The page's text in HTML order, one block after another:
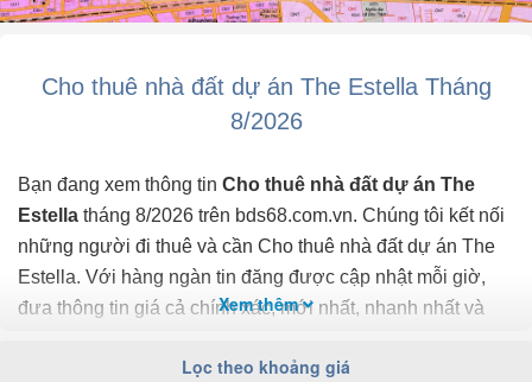
quản lý.
Cho thuê nhà đất dự án The Estella Tháng
8/2026
Bạn đang xem thông tin Cho thuê nhà đất dự án The
Estella tháng 8/2026 trên bds68.com.vn. Chúng tôi kết nối
những người đi thuê và cần Cho thuê nhà đất dự án The
Estella. Với hàng ngàn tin đăng được cập nhật mỗi giờ,
đưa thông tin giá cả chính xác, mới nhất, nhanh nhất và
Xem thêm
Lọc theo khoảng giá